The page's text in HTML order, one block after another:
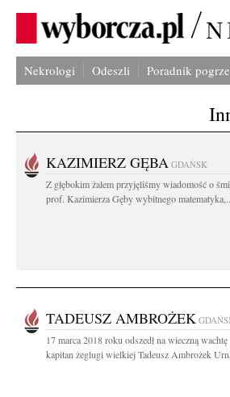
Nekrologi Odeszli Poradnik
KAZIMIERZ GĘBA GDAŃSK
Z głębokim żalem przyjęliśmy wiadomość o
prof. Kazimierza Gęby wybitnego
TADEUSZ AMBROŻEK
17 marca 2018 roku odszedł na wieczną wachtę
kapitan żeglugi wielkiej Tadeusz Ambrożek